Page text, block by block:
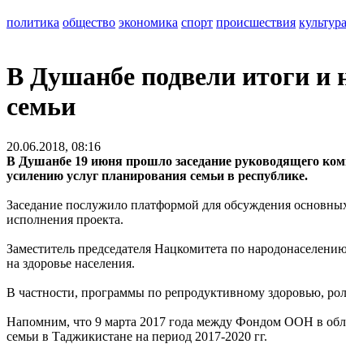
политика общество экономика спорт происшествия культура
В Душанбе подвели итоги и
семьи
20.06.2018, 08:16
В Душанбе 19 июня прошло заседание руководящего
усилению услуг планирования семьи в республике.
Заседание послужило платформой для обсуждения
исполнения проекта.
Заместитель председателя Нацкомитета по
на здоровье населения.
В частности, программы по репродуктивному здоровью,
Напомним, что 9 марта 2017 года между Фондом ООН в
семьи в Таджикистане на период 2017-2020 гг.